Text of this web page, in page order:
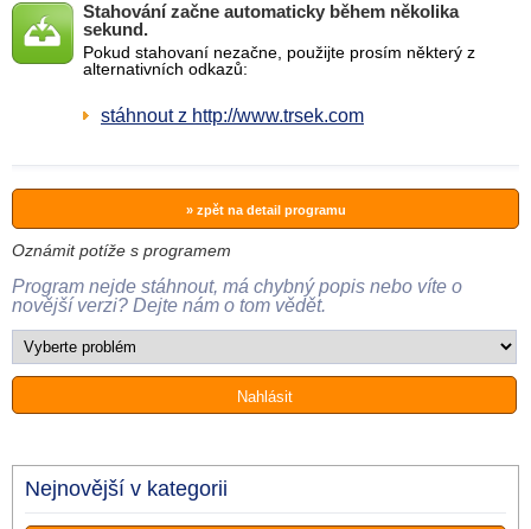
Stahování začne automaticky během několika
sekund.
Pokud stahovaní nezačne, použijte prosím některý z
alternativních odkazů:
stáhnout z http://www.trsek.com
» zpět na detail programu
Oznámit potíže s programem
Program nejde stáhnout, má chybný popis nebo víte o
novější verzi? Dejte nám o tom vědět.
Nejnovější v kategorii